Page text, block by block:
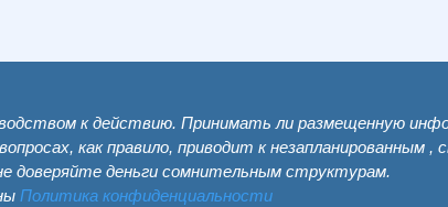
к действию. Принимать ли размещенную
как правило, приводит к незапланированным ,
доверяйте деньги сомнительным структурам.
Политика конфиденциальности